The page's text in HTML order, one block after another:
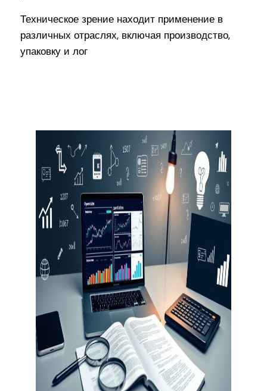
Техническое зрение находит применение в
различных отраслях, включая производство,
упаковку и лог